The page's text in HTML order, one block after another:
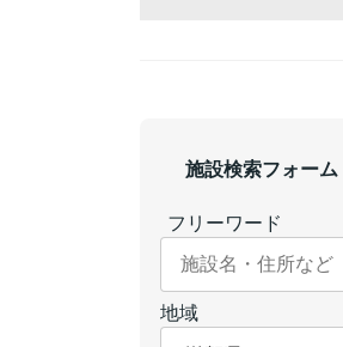
施設検索フォーム
フリーワード
地域